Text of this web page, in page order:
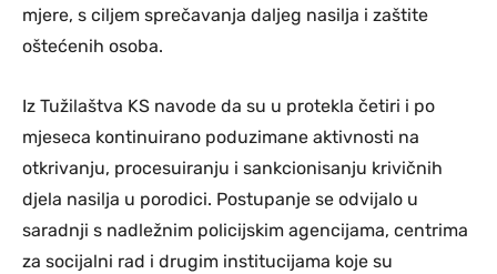
mjere, s ciljem sprečavanja daljeg nasilja i zaštite
oštećenih osoba.
Iz Tužilaštva KS navode da su u protekla četiri i po
mjeseca kontinuirano poduzimane aktivnosti na
otkrivanju, procesuiranju i sankcionisanju krivičnih
djela nasilja u porodici. Postupanje se odvijalo u
saradnji s nadležnim policijskim agencijama, centrima
za socijalni rad i drugim institucijama koje su